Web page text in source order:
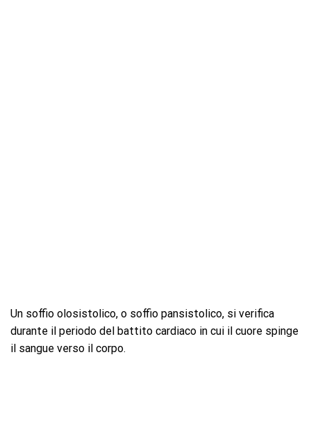
Un soffio olosistolico, o soffio pansistolico, si verifica
durante il periodo del battito cardiaco in cui il cuore spinge
il sangue verso il corpo.